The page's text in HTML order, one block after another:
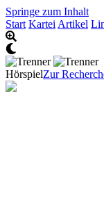
Springe zum Inhalt
Start Kartei Artikel
HörspielZur